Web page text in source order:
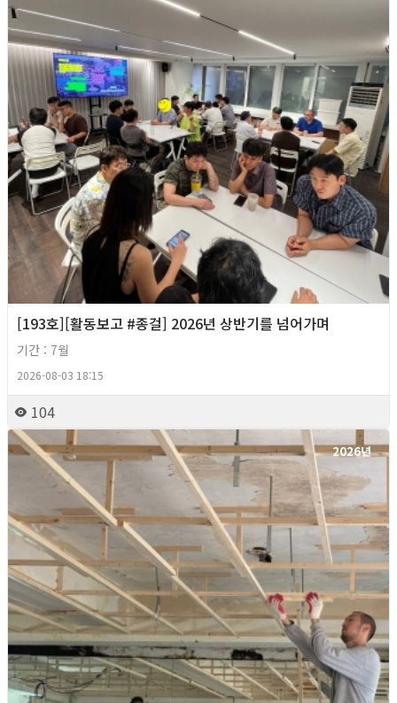
[193호][활동보고 #종걸] 2026년 상반기를 넘어가며
기간 : 7월
2026-08-03 18:15
104
2026년